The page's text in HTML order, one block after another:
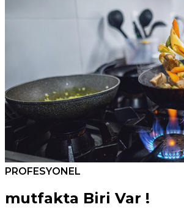
PROFESYONEL
mutfakta Biri Var !